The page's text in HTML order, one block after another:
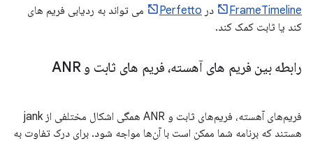
FrameTimeline در Perfetto
می تواند به ردیابی فریم های
کند یا ثابت کمک کند.
رابطه بین فریم های آهسته، فریم های ثابت و ANR
فریم‌های آهسته، فریم‌های ثابت و ANR همگی اشکال مختلفی از jank
هستند که برنامه شما ممکن است با آن‌ها مواجه شود. برای درک تفاوت به